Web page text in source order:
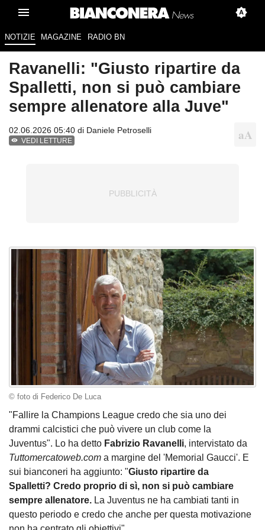
NOTIZIE MAGAZINE RADIO BN
Ravanelli: "Giusto ripartire da
Spalletti, non si può cambiare
sempre allenatore alla Juve"
02.06.2026 05:40 di Daniele Petroselli
VEDI LETTURE
© foto di Federico De Luca
"Fallire la Champions League credo che sia uno dei
drammi calcistici che può vivere un club come la
Juventus". Lo ha detto Fabrizio Ravanelli, intervistato da
Tuttomercatoweb.com a margine del 'Memorial Gaucci'. E
sui bianconeri ha aggiunto: "Giusto ripartire da
Spalletti? Credo proprio di sì, non si può cambiare
sempre allenatore. La Juventus ne ha cambiati tanti in
questo periodo e credo che anche per questa motivazione